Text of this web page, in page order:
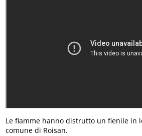
Le fiamme hanno distrutto un fienile in
comune di Roisan.